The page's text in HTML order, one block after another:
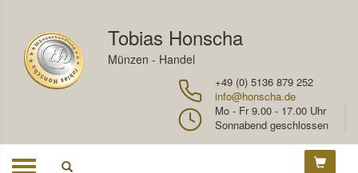
Tobias Honscha
Münzen - Handel
+49 (0) 5136 879 252
info@honscha.de
Mo - Fr 9.00 - 17.00 Uhr
Sonnabend geschlossen
Toggle